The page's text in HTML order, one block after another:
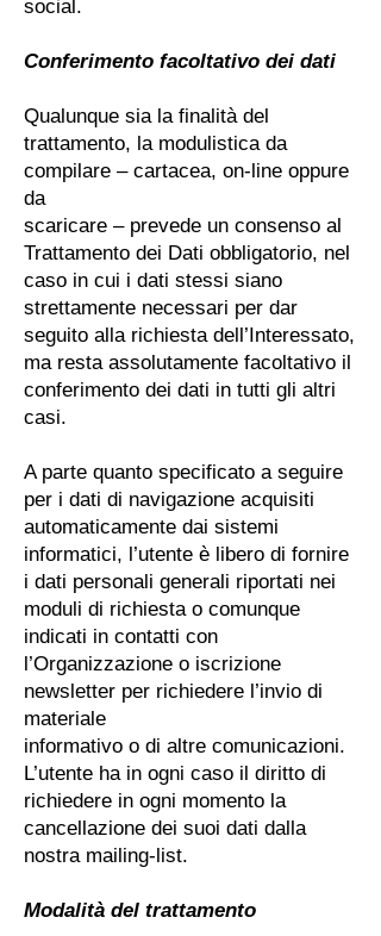
social.
Conferimento facoltativo dei dati
Qualunque sia la finalità del
trattamento, la modulistica da
compilare – cartacea, on-line oppure
da
scaricare – prevede un consenso al
Trattamento dei Dati obbligatorio, nel
caso in cui i dati stessi siano
strettamente necessari per dar
seguito alla richiesta dell’Interessato,
ma resta assolutamente facoltativo il
conferimento dei dati in tutti gli altri
casi.
A parte quanto specificato a seguire
per i dati di navigazione acquisiti
automaticamente dai sistemi
informatici, l’utente è libero di fornire
i dati personali generali riportati nei
moduli di richiesta o comunque
indicati in contatti con
l’Organizzazione o iscrizione
newsletter per richiedere l’invio di
materiale
informativo o di altre comunicazioni.
L’utente ha in ogni caso il diritto di
richiedere in ogni momento la
cancellazione dei suoi dati dalla
nostra mailing-list.
Modalità del trattamento